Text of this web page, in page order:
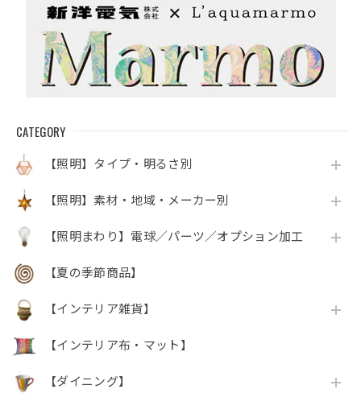
CATEGORY
【照明】タイプ・明るさ別
【照明】素材・地域・メーカー別
【照明まわり】電球／パーツ／オプション加工
【夏の季節商品】
【インテリア雑貨】
【インテリア布・マット】
【ダイニング】